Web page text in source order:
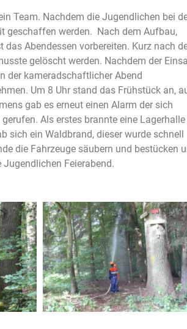
Team. Nachdem die Jugendlichen bei
geschaffen werden. Nach dem Aufbau,
Abendessen vorbereiten. Kurz nach
gelöscht werden. Nachdem der
der kameradschaftlicher Abend
Um 8 Uhr stand das Frühstück an,
gab es erneut einen Alarm der sich
Als erstes brannte eine Lagerhalle
sich ein Waldbrand, dieser wurde schnell
die Fahrzeuge säubern und bestücken
Feierabend.